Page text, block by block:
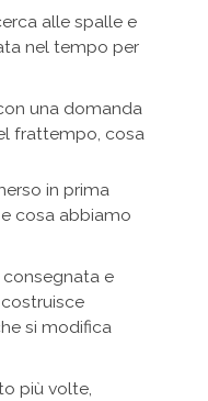
alle spalle e
nel tempo per
una domanda
frattempo, cosa
in prima
cosa abbiamo
e
si modifica
più volte,